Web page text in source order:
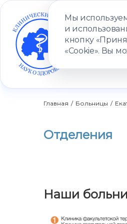
Мы
и
кнопку
«Cookie». Вы
Главная / Больницы /
Отделения
Наши